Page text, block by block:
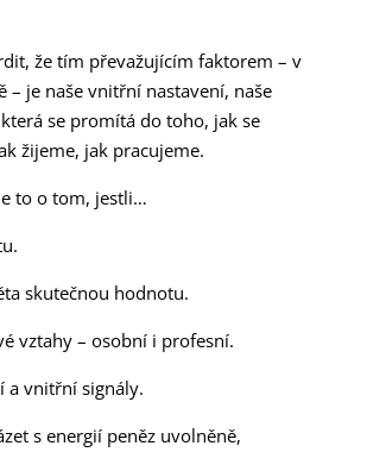
že tím převažujícím faktorem – v
– je naše vnitřní nastavení, naše
se promítá do toho, jak se
žijeme, jak pracujeme.
to o tom, jestli…
skutečnou hodnotu.
vztahy – osobní i profesní.
a vnitřní signály.
s energií peněz uvolněně,